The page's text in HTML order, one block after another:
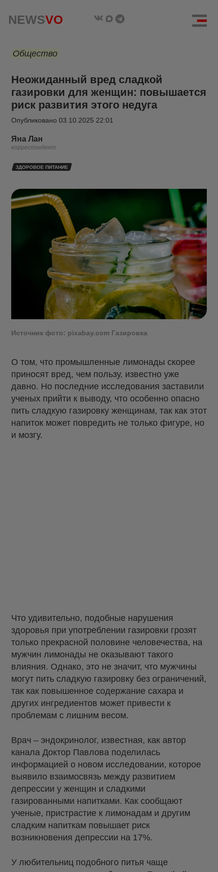
NEWSVO
Общество
Неожиданный вред сладкой
газировки для женщин: повышается
риск развития этого недуга
Опубликовано 03.10.2025 22:01
Яна Лан
корреспондент
ЗДОРОВОЕ ПИТАНИЕ
Источник фото: pixabay.com Газировка
О том, что промышленные лимонады скорее
приносят вред, чем пользу, известно уже
давно. Но последние исследования заставили
ученых прийти к выводу, что особенно опасно
пить сладкую газировку женщинам, так как этот
напиток может повредить не только фигуре, но
и мозгу.
Что удивительно, подобные нарушения
здоровья при употреблении газировки грозят
только прекрасной половине человечества, на
мужчин лимонады не оказывают такого
влияния. Однако, это не значит, что мужчины
могут пить сладкую газировку без ограничений,
так как повышенное содержание сахара и
других ингредиентов может привести к
проблемам с лишним весом.
Врач – эндокринолог, известная, как автор
канала Доктор Павлова поделилась
информацией о новом исследовании, которое
выявило взаимосвязь между развитием
депрессии у женщин и сладкими
газированными напитками. Как сообщают
ученые, пристрастие к лимонадам и другим
сладким напиткам повышает риск
возникновения депрессии на 17%.
У любительниц подобного питья чаще